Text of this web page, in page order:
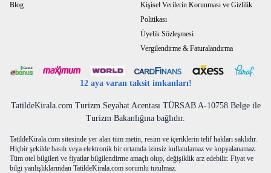
Blog
Kişisel Verilerin Korunması ve Gizlilik
Politikası
Üyelik Sözleşmesi
Vergilendirme & Faturalandırma
12 aya varan taksit imkanları!
TatildeKirala.com Turizm Seyahat Acentası TÜRSAB A-10758 Belge ile
Turizm Bakanlığına bağlıdır.
TatildeKirala.com sitesinde yer alan tüm metin, resim ve içeriklerin telif hakları saklıdır.
Hiçbir şekilde basılı veya elektronik bir ortamda izinsiz kullanılamaz ve kopyalanamaz.
Tüm otel bilgileri ve fiyatlar bilgilendirme amaçlı olup, değişiklik arz edebilir. Fiyat ve
bilgi yanlışlıklarından TatildeKirala.com sorumlu tutulmaz.